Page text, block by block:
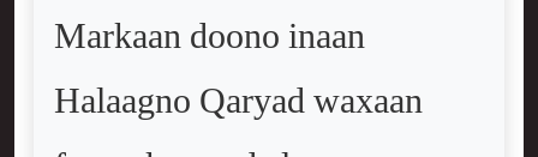
Markaan doono inaan
Halaagno Qaryad waxaan